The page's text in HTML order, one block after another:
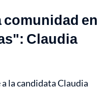
comunidad en
Claudia
la candidata Claudia